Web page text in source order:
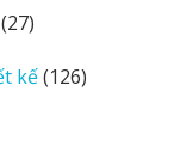
2727
phẩm
kế 126126